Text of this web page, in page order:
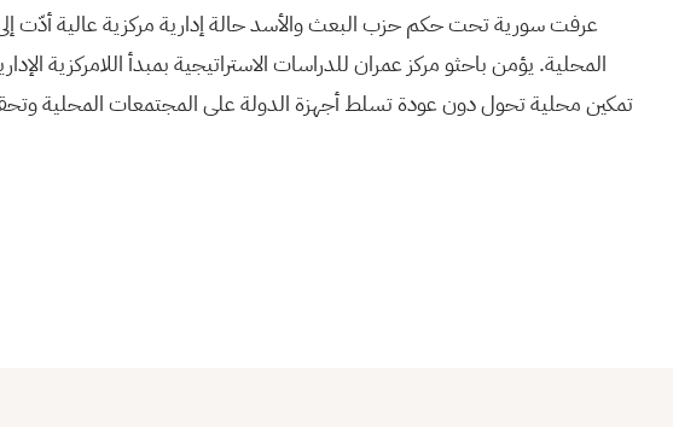
عرفت سورية تحت حكم حزب البعث والأسد حالة إدارية مركزية عالية أدّت
المحلية. يؤمن باحثو مركز عمران للدراسات الاستراتيجية بمبدأ اللامركزية
تمكين محلية تحول دون عودة تسلط أجهزة الدولة على المجتمعات المحلية